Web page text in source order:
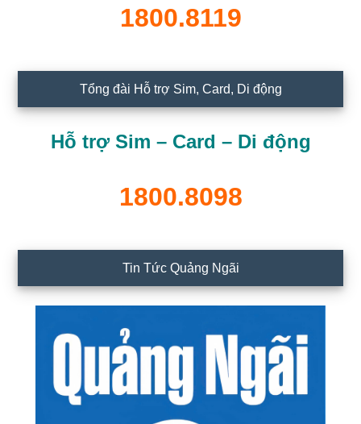
1800.8119
Tổng đài Hỗ trợ Sim, Card, Di động
Hỗ trợ Sim – Card – Di động
1800.8098
Tin Tức Quảng Ngãi